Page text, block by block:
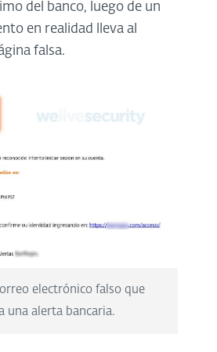
del banco, luego de un
en realidad lleva al
falsa.
electrónico falso que
una alerta bancaria.